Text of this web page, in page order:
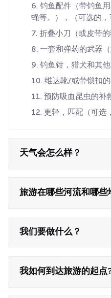
钓鱼配件（带钓鱼
蝇等。），（可选的，
折叠小刀（或皮带的
一套和弹药的武器（
钓鱼钳，猎犬和其
维达靴/或带锁扣的
预防吸血昆虫的补
更轻，匹配（可选
天气会怎么样？
旅游在哪些河流和哪些
我们要做什么？
我如何到达旅游的起点